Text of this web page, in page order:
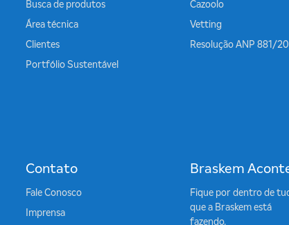
Busca de produtos
Área técnica
Clientes
Portfólio Sustentável
Cazoolo
Vetting
Resolução ANP 881/
Contato
Fale Conosco
Imprensa
Braskem
Fique por dentro de
que a Braskem está
fazendo.